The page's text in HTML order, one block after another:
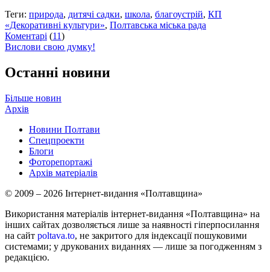
Теги: природа, дитячі садки, школа, благоустрій, КП
«Декоративні культури», Полтавська міська рада
Коментарі (11)
Вислови свою думку!
Останні новини
Більше новин
Архів
Новини Полтави
Спецпроекти
Блоги
Фоторепортажі
Архів матеріалів
© 2009 – 2026 Інтернет-видання «Полтавщина»
Використання матеріалів інтернет-видання «Полтавщина» на
інших сайтах дозволяється лише за наявності гіперпосилання
на сайт poltava.to, не закритого для індексації пошуковими
системами; у друкованих виданнях — лише за погодженням з
редакцією.